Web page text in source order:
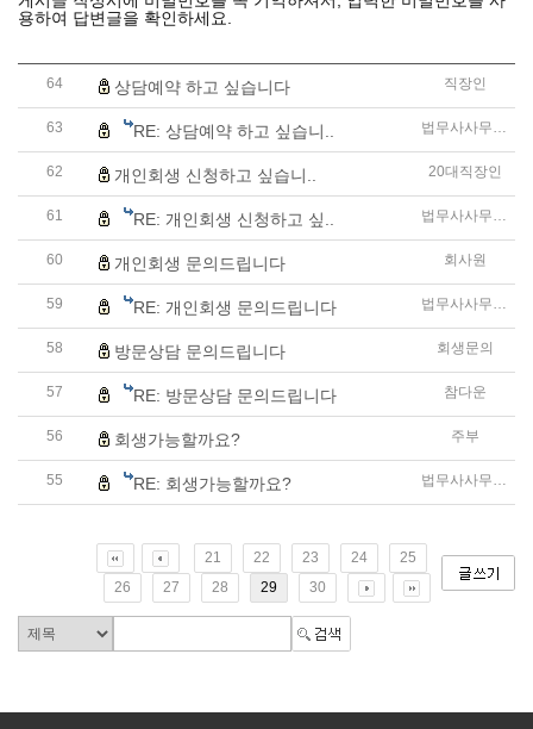
용하여 답변글을 확인하세요.
64 상담예약 하고 싶습니다 직장인
63 RE: 상담예약 하고 싶습니.. 법무사사무소 참다운
62 개인회생 신청하고 싶습니.. 20대직장인
61 RE: 개인회생 신청하고 싶.. 법무사사무소 참다운
60 개인회생 문의드립니다 회사원
59 RE: 개인회생 문의드립니다 법무사사무소 참다운
58 방문상담 문의드립니다 회생문의
57 RE: 방문상담 문의드립니다 참다운
56 회생가능할까요? 주부
55 RE: 회생가능할까요? 법무사사무소 참다운
21 22 23 24
25
26
27 28 29 30